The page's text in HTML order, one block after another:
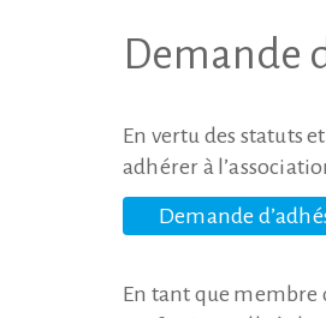
Demande
En vertu des statuts
adhérer à
Demande
En tant que membre